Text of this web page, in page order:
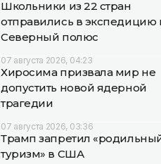
Школьники из 22 стран
отправились в экспедицию
Северный полюс
07 августа 2026, 04:23
Хиросима призвала мир не
допустить новой ядерной
трагедии
07 августа 2026, 03:36
Трамп запретил
туризм» в США